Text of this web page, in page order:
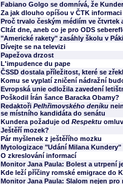
Fabiano Golgo se domnívá, že
Za jak dlouho opíšou v ČTK
Proč trvalo českým médiím ve čtvrtek
CItát dne, aneb co je pro ODS
"Americké rakety" zasáhly školu v
Dívejte se na televizi
Papežova drzost
L'impudence du pape
ČSSD dostala příležitost, které se
Komu se vyplatí zničení nádražní
Evropská unie odložila zavedení
Poškodil Írán šance Baracka Obamy?
Redaktoři Pelhřimovského deníku
se místního kandidáta do senátu
Kundera požaduje od Respektu
Ještěří mozek?
Pár myšlenek z ještěřího mozku
Mytologizace "Udání Milana Kundery"
O zkreslování informací
Monitor Jana Paula: Bolest a utrpení
Kde leží příčiny romské emigrace do
Monitor Jana Paula: Slalom nejen pro